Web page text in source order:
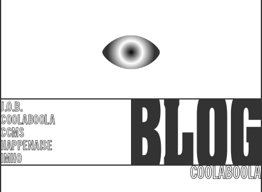
J.O.B.
COOLABOOLA
CCMS
HAPPENAISE
IMHO
COOLABOOLA